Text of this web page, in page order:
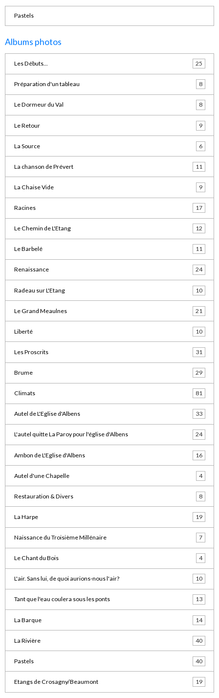
Pastels
Albums photos
Les Débuts... 25
Préparation d'un tableau 8
Le Dormeur du Val 8
Le Retour 9
La Source 6
La chanson de Prévert 11
La Chaise Vide 9
Racines 17
Le Chemin de L'Etang 12
Le Barbelé 11
Renaissance 24
Radeau sur L'Etang 10
Le Grand Meaulnes 21
Liberté 10
Les Proscrits 31
Brume 29
Climats 81
Autel de L'Eglise d'Albens 33
L'autel quitte La Paroy pour l'église d'Albens 24
Ambon de L'Eglise d'Albens 16
Autel d'une Chapelle 4
Restauration & Divers 8
La Harpe 19
Naissance du Troisième Millénaire 7
Le Chant du Bois 4
L'air. Sans lui, de quoi aurions-nous l'air? 10
Tant que l'eau coulera sous les ponts 13
La Barque 14
La Rivière 40
Pastels 40
Etangs de Crosagny/Beaumont 19